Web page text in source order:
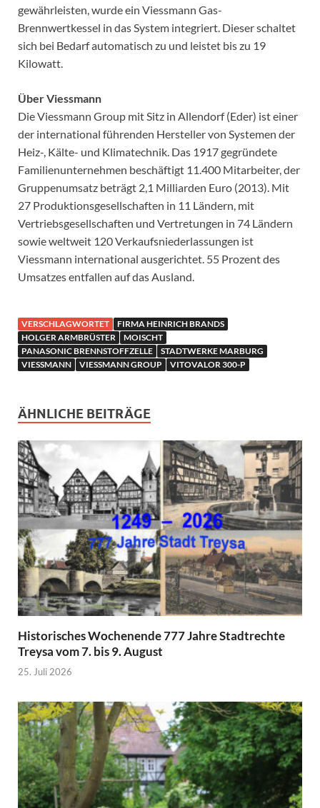
gewährleisten, wurde ein Viessmann Gas-
Brennwertkessel in das System integriert. Dieser schaltet
sich bei Bedarf automatisch zu und leistet bis zu 19
Kilowatt.
Über Viessmann
Die Viessmann Group mit Sitz in Allendorf (Eder) ist einer
der international führenden Hersteller von Systemen der
Heiz-, Kälte- und Klimatechnik. Das 1917 gegründete
Familienunternehmen beschäftigt 11.400 Mitarbeiter, der
Gruppenumsatz beträgt 2,1 Milliarden Euro (2013). Mit
27 Produktionsgesellschaften in 11 Ländern, mit
Vertriebsgesellschaften und Vertretungen in 74 Ländern
sowie weltweit 120 Verkaufsniederlassungen ist
Viessmann international ausgerichtet. 55 Prozent des
Umsatzes entfallen auf das Ausland.
VERSCHLAGWORTET
FIRMA HEINRICH BRANDS
HOLGER ARMBRÜSTER
MOISCHT
PANASONIC BRENNSTOFFZELLE
STADTWERKE MARBURG
VIESSMANN
VIESSMANN GROUP VITOVALOR 300-P
ÄHNLICHE BEITRÄGE
Historisches Wochenende 777 Jahre Stadtrechte
Treysa vom 7. bis 9. August
25. Juli 2026